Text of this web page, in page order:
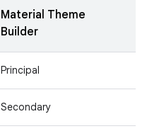
Material Theme
Builder
Principal
Secondary